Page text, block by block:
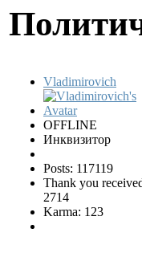
Vladimirovich
OFFLINE
Инквизитор
Posts: 117119
Thank you
2714
Karma: 123